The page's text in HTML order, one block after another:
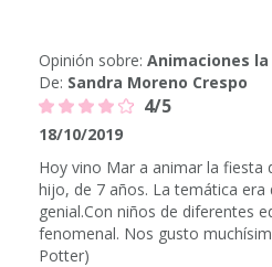
Opinión sobre: Animaciones
De: Sandra Moreno Crespo
4/5
18/10/2019
Hoy vino Mar a animar la fiesta
hijo, de 7 años. La temática era
genial.Con niños de diferentes
fenomenal. Nos gusto
Potter)